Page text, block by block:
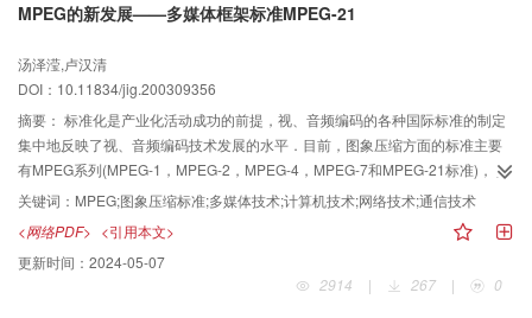
MPEG的新发展——多媒体框架标准MPEG-21
汤泽滢,卢汉清
DOI：10.11834/jig.200309356
摘要： 标准化是产业化活动成功的前提，视、音频编码的各种国际标准的制定
集中地反映了视、音频编码技术发展的水平．目前，图象压缩方面的标准主要
有MPEG系列(MPEG-1，MPEG-2，MPEG-4，MPEG-7和MPEG-21标准)，以
及H．26X系列(H．261，H．263标准)和静止图象压缩标准JPEG．为了使人们
对图象压缩标准有所了解，以进一步推动图象压缩方面的研究，首先对MPEG
系列的各种已有标准及其应用进行了概述，然后着重讨论了MPEG中的新面孔
——正在开发的MPEG-21标准，并就其目标、用户需求、技术要素、关键任
务、应用领域以及工作计划做了较详细的描述．
关键词： MPEG;图象压缩标准;多媒体技术;计算机技术;网络技术;通信技术
<网络PDF> <引用本文>
更新时间： 2024-05-07
2914
| 267 | 0